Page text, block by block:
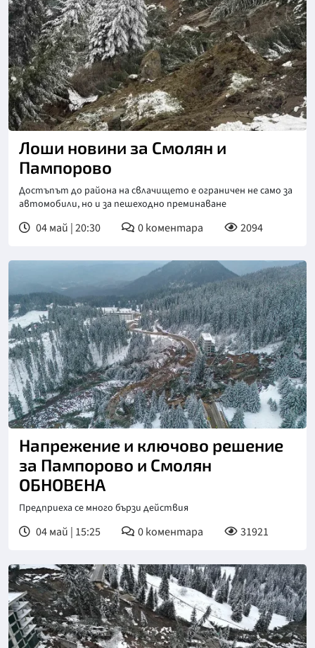
Снимка: МВР
Лоши новини за Смолян и
Пампорово
Достъпът до района на свлачището е ограничен не само за
автомобили, но и за пешеходно преминаване
04 май | 20:30 0коментара 2094
Напрежение и ключово решение
за Пампорово и Смолян
ОБНОВЕНА
Предприеха се много бързи действия
04 май | 15:25 0коментара 31921